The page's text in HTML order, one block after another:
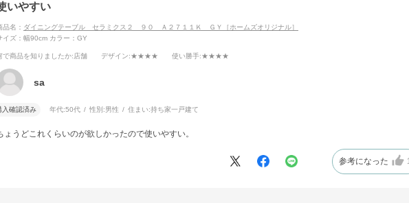
いやすい
品名： ダイニングテーブル セラミクス２ ９０ Ａ２７１１Ｋ ＧＹ［ホームズオリジナル］
イズ：幅90cm カラー：GY
で商品を知りましたか:店舗 デザイン:★★★★ 使い勝手:★★★★
sa
入確認済み 年代:50代 性別:男性 住まい:持ち家一戸建て
ょうどこれくらいのが欲しかったので使いやすい。
参考になった